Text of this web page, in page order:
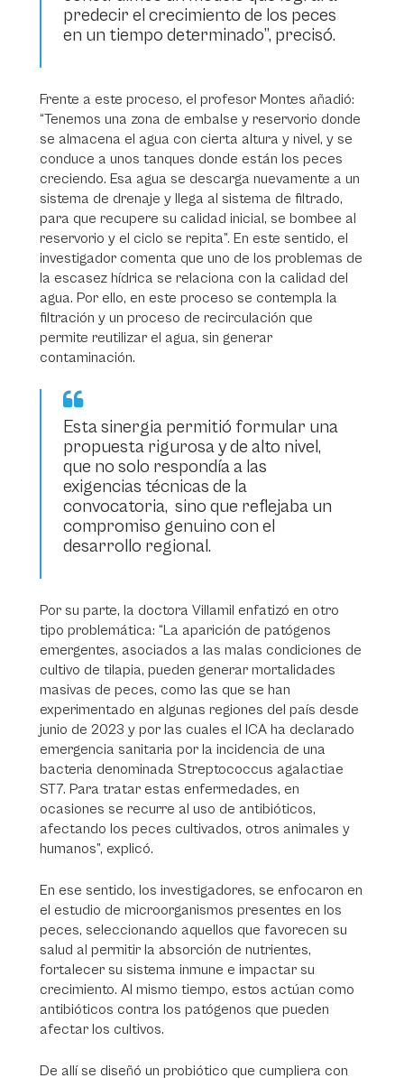
predecir el crecimiento de los peces
en un tiempo determinado”, precisó.
Frente a este proceso, el profesor Montes añadió:
“Tenemos una zona de embalse y reservorio donde
se almacena el agua con cierta altura y nivel, y se
conduce a unos tanques donde están los peces
creciendo. Esa agua se descarga nuevamente a un
sistema de drenaje y llega al sistema de filtrado,
para que recupere su calidad inicial, se bombee al
reservorio y el ciclo se repita”. En este sentido, el
investigador comenta que uno de los problemas de
la escasez hídrica se relaciona con la calidad del
agua. Por ello, en este proceso se contempla la
filtración y un proceso de recirculación que
permite reutilizar el agua, sin generar
contaminación.
Esta sinergia permitió formular una
propuesta rigurosa y de alto nivel,
que no solo respondía a las
exigencias técnicas de la
convocatoria, sino que reflejaba un
compromiso genuino con el
desarrollo regional.
Por su parte, la doctora Villamil enfatizó en otro
tipo problemática: “La aparición de patógenos
emergentes, asociados a las malas condiciones de
cultivo de tilapia, pueden generar mortalidades
masivas de peces, como las que se han
experimentado en algunas regiones del país desde
junio de 2023 y por las cuales el ICA ha declarado
emergencia sanitaria por la incidencia de una
bacteria denominada Streptococcus agalactiae
ST7. Para tratar estas enfermedades, en
ocasiones se recurre al uso de antibióticos,
afectando los peces cultivados, otros animales y
humanos”, explicó.
En ese sentido, los investigadores, se enfocaron en
el estudio de microorganismos presentes en los
peces, seleccionando aquellos que favorecen su
salud al permitir la absorción de nutrientes,
fortalecer su sistema inmune e impactar su
crecimiento. Al mismo tiempo, estos actúan como
antibióticos contra los patógenos que pueden
afectar los cultivos.
De allí se diseñó un probiótico que cumpliera con